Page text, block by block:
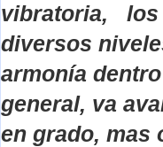
vibratoria, los
diversos
armonía
general, va
en grado, mas